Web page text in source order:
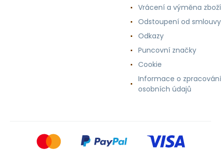
Vrácení a výměna zboží
Odstoupení od smlouvy
Odkazy
Puncovní značky
Cookie
Informace o zpracování
osobních údajů